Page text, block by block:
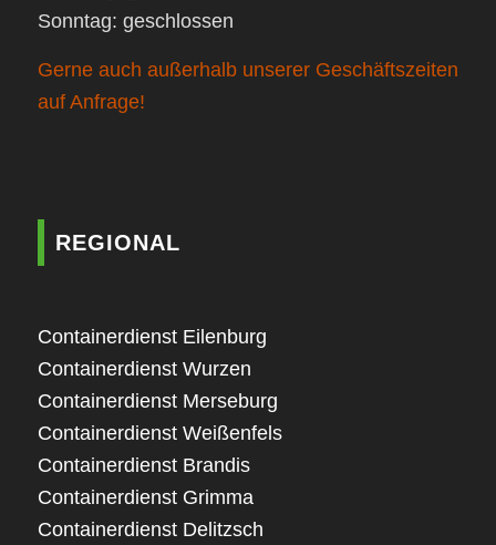
Sonntag: geschlossen
Gerne auch außerhalb unserer Geschäftszeiten
auf Anfrage!
REGIONAL
Containerdienst Eilenburg
Containerdienst Wurzen
Containerdienst Merseburg
Containerdienst Weißenfels
Containerdienst Brandis
Containerdienst Grimma
Containerdienst Delitzsch